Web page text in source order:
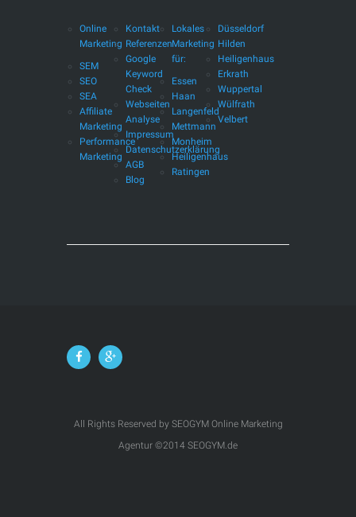
Online
Marketing
SEM
SEO
SEA
Affiliate
Marketing
Performance
Marketing
Kontakt
Referenzen
Google
Keyword
Check
Webseiten
Analyse
Impressum
Datenschutzerklärung
AGB
Blog
Lokales
Marketing
für:
Essen
Haan
Langenfeld
Mettmann
Monheim
Heiligenhaus
Ratingen
Düsseldorf
Hilden
Heiligenhaus
Erkrath
Wuppertal
Wülfrath
Velbert
All Rights Reserved by SEOGYM Online Marketing
Agentur ©2014 SEOGYM.de